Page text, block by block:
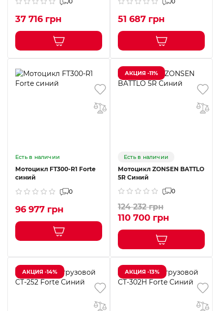
37 716 грн 51 687 грн
Есть в наличии
Мотоцикл FT300-R1 Forte
синий
0
96 977 грн
АКЦИЯ -11%
Есть в наличии
Мотоцикл ZONSEN BATTLO
5R Синий
0
124 232 грн
110 700 грн
АКЦИЯ -14% АКЦИЯ -13%